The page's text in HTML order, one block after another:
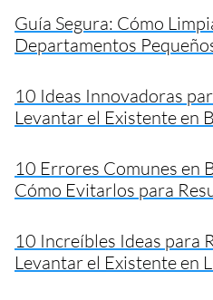
Guía Segura: Cómo
Departamentos
10 Ideas Innovadoras
Levantar el Existente en
10 Errores Comunes en
Cómo Evitarlos para
10 Increíbles Ideas para
Levantar el Existente en